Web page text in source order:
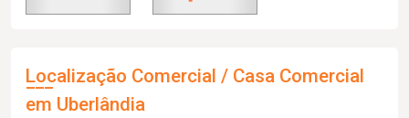
Localização Comercial / Casa Comercial
em Uberlândia